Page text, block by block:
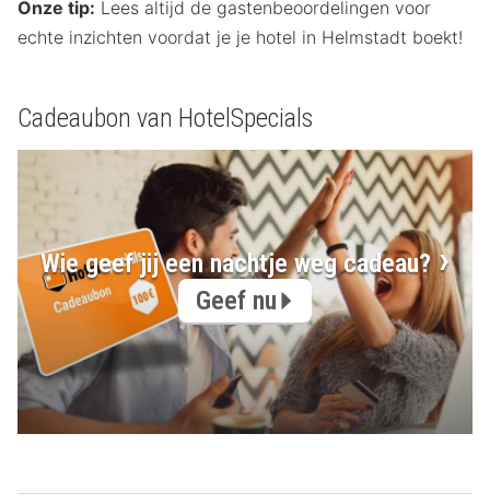
Onze tip: Lees altijd de gastenbeoordelingen voor
echte inzichten voordat je je hotel in Helmstadt boekt!
Cadeaubon van HotelSpecials
Wie geef jij een nachtje weg cadeau?
Geef nu